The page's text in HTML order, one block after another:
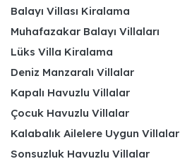
Balayı Villası Kiralama
Muhafazakar Balayı Villaları
Lüks Villa Kiralama
Deniz Manzaralı Villalar
Kapalı Havuzlu Villalar
Çocuk Havuzlu Villalar
Kalabalık Ailelere Uygun Villalar
Sonsuzluk Havuzlu Villalar